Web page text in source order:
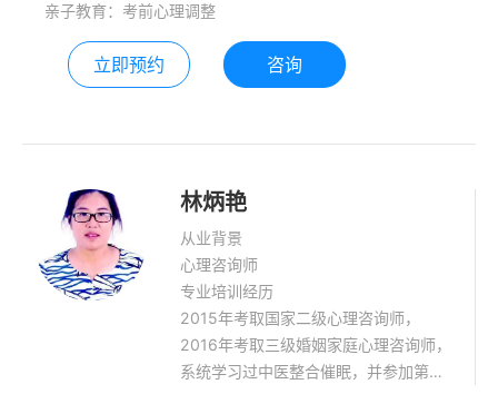
青少年心理学习能力提升、社交障碍调
整等 2008年以来，一直在高校从事大
学生职业生涯规划及心理健康指导教学
为。从事相关工作18年之久，有丰富的
亲子教育：考前心理调整
立即预约 咨询
林炳艳
从业背景
心理咨询师
专业培训经历
2015年考取国家二级心理咨询师，
2016年考取三级婚姻家庭心理咨询师，
系统学习过中医整合催眠，并参加第二